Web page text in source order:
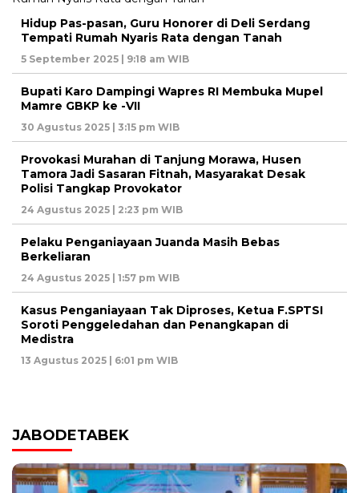
Hidup Pas-pasan, Guru Honorer di Deli Serdang
Tempati Rumah Nyaris Rata dengan Tanah
5 September 2025 | 9:18 am WIB
Bupati Karo Dampingi Wapres RI Membuka Mupel
Mamre GBKP ke -VII
30 Agustus 2025 | 3:15 pm WIB
Provokasi Murahan di Tanjung Morawa, Husen
Tamora Jadi Sasaran Fitnah, Masyarakat Desak
Polisi Tangkap Provokator
24 Agustus 2025 | 2:23 pm WIB
Pelaku Penganiayaan Juanda Masih Bebas
Berkeliaran
24 Agustus 2025 | 1:57 pm WIB
Kasus Penganiayaan Tak Diproses, Ketua F.SPTSI
Soroti Penggeledahan dan Penangkapan di
Medistra
13 Agustus 2025 | 6:01 pm WIB
JABODETABEK